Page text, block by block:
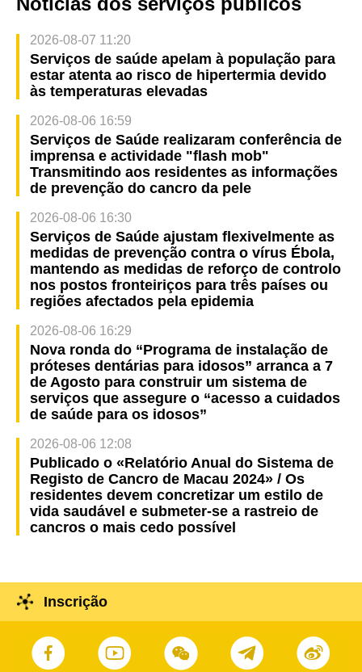
2026-08-07 11:20
Serviços de saúde apelam à população para
estar atenta ao risco de hipertermia devido
às temperaturas elevadas
2026-08-06 16:59
Serviços de Saúde realizaram conferência de
imprensa e actividade "flash mob"
Transmitindo aos residentes as informações
de prevenção do cancro da pele
2026-08-06 16:30
Serviços de Saúde ajustam flexivelmente as
medidas de prevenção contra o vírus Ébola,
mantendo as medidas de reforço de controlo
nos postos fronteiriços para três países ou
regiões afectados pela epidemia
2026-08-06 16:29
Nova ronda do “Programa de instalação de
próteses dentárias para idosos” arranca a 7
de Agosto para construir um sistema de
serviços que assegure o “acesso a cuidados
de saúde para os idosos”
2026-08-06 12:08
Publicado o «Relatório Anual do Sistema de
Registo de Cancro de Macau 2024» / Os
residentes devem concretizar um estilo de
vida saudável e submeter-se a rastreio de
cancros o mais cedo possível
Inscrição